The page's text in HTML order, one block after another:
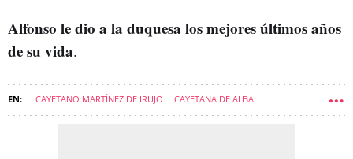
Alfonso le dio a la duquesa los mejores últimos años
de su vida.
CAYETANO MARTÍNEZ DE IRUJO CAYETANA DE ALBA